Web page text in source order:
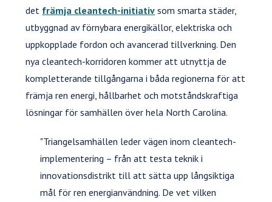
det främja cleantech-initiativ som smarta städer,
utbyggnad av förnybara energikällor, elektriska och
uppkopplade fordon och avancerad tillverkning. Den
nya cleantech-korridoren kommer att utnyttja de
kompletterande tillgångarna i båda regionerna för att
främja ren energi, hållbarhet och motståndskraftiga
lösningar för samhällen över hela North Carolina.
"Triangelsamhällen leder vägen inom cleantech-
implementering – från att testa teknik i
innovationsdistrikt till att sätta upp långsiktiga
mål för ren energianvändning. De vet vilken